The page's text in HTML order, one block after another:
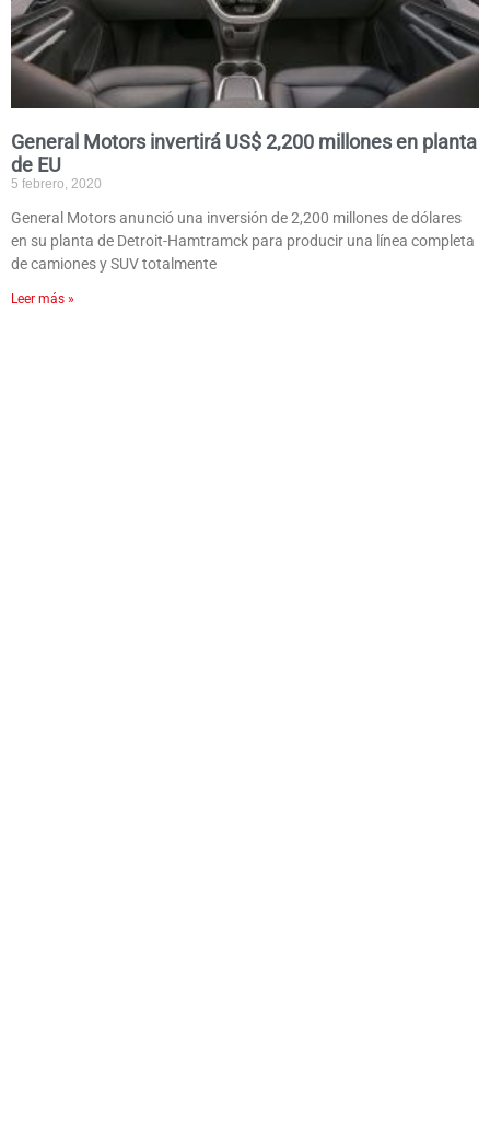
General Motors invertirá US$ 2,200 millones en planta
de EU
5 febrero, 2020
General Motors anunció una inversión de 2,200 millones de dólares
en su planta de Detroit-Hamtramck para producir una línea completa
de camiones y SUV totalmente
Leer más »